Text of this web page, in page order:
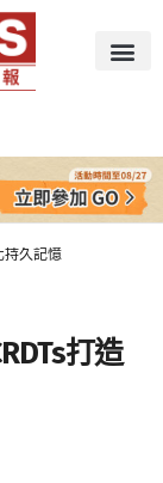
持久記憶
打造